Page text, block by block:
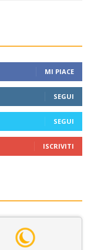
MI PIACE
SEGUI
SEGUI
ISCRIVITI